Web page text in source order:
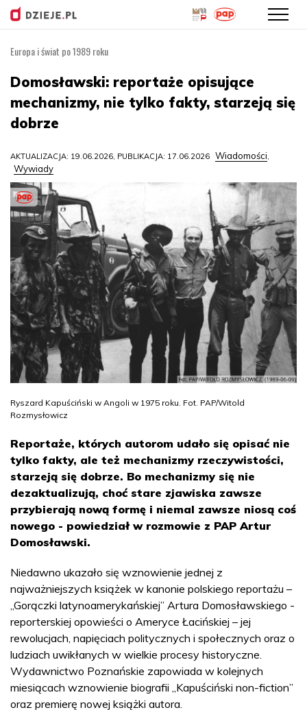
treści
Europa i świat po 1989 roku
Domosławski: reportaże opisujące
mechanizmy, nie tylko fakty, starzeją się
dobrze
AKTUALIZACJA: 19.06.2026, PUBLIKACJA: 17.06.2026 Wiadomości,
Wywiady
Ryszard Kapuściński w Angoli w 1975 roku. Fot. PAP/Witold
Rozmysłowicz
Reportaże, których autorom udało się opisać nie
tylko fakty, ale też mechanizmy rzeczywistości,
starzeją się dobrze. Bo mechanizmy się nie
dezaktualizują, choć stare zjawiska zawsze
przybierają nową formę i niemal zawsze niosą coś
nowego - powiedział w rozmowie z PAP Artur
Domosławski.
Niedawno ukazało się wznowienie jednej z
najważniejszych książek w kanonie polskiego reportażu –
„Gorączki latynoamerykańskiej” Artura Domosławskiego -
reporterskiej opowieści o Ameryce Łacińskiej – jej
rewolucjach, napięciach politycznych i społecznych oraz o
ludziach uwikłanych w wielkie procesy historyczne.
Wydawnictwo Poznańskie zapowiada w kolejnych
miesiącach wznowienie biografii „Kapuściński non-fiction”
oraz premierę nowej książki autora.